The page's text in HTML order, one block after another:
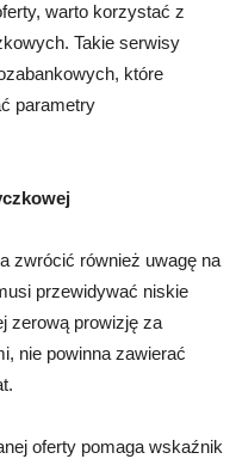
warto korzystać z
Takie serwisy
które
parametry
zwrócić również uwagę na
przewidywać niskie
zerową prowizję za
nie powinna zawierać
oferty pomaga wskaźnik